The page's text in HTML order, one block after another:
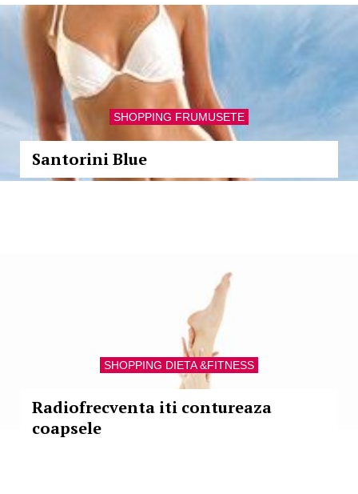
SHOPPING FRUMUSETE
Santorini Blue
SHOPPING DIETA &FITNESS
Radiofrecventa iti contureaza
coapsele